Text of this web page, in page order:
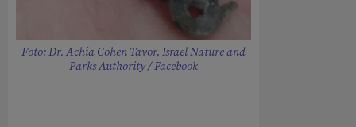
Foto: Dr. Achia Cohen Tavor, Israel Nature and
Parks Authority / Facebook